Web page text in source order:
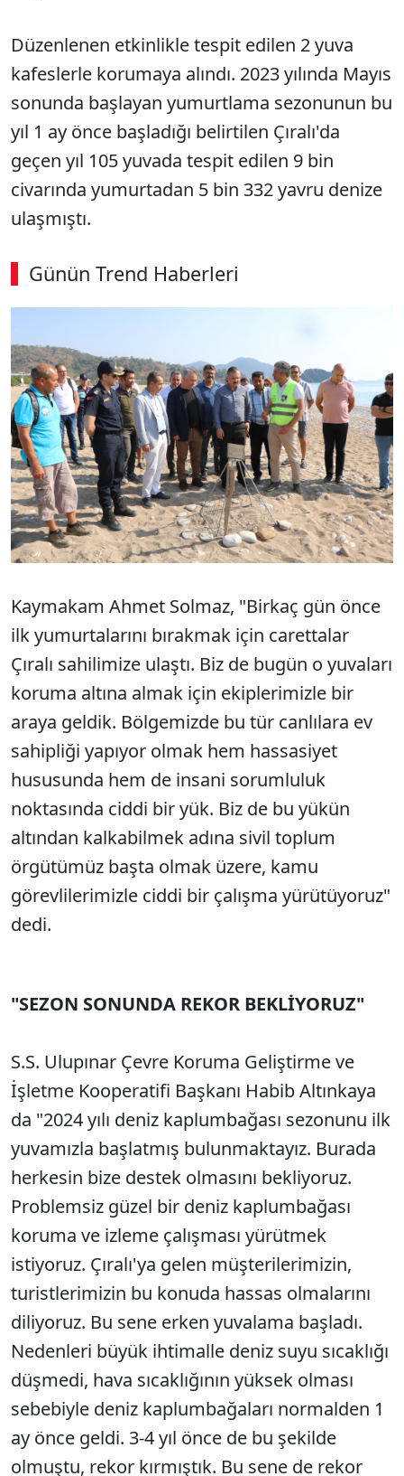
Düzenlenen etkinlikle tespit edilen 2 yuva
kafeslerle korumaya alındı. 2023 yılında Mayıs
sonunda başlayan yumurtlama sezonunun bu
yıl 1 ay önce başladığı belirtilen Çıralı'da
geçen yıl 105 yuvada tespit edilen 9 bin
civarında yumurtadan 5 bin 332 yavru denize
ulaşmıştı.
Günün Trend Haberleri
Kaymakam Ahmet Solmaz, "Birkaç gün önce
ilk yumurtalarını bırakmak için carettalar
Çıralı sahilimize ulaştı. Biz de bugün o yuvaları
koruma altına almak için ekiplerimizle bir
araya geldik. Bölgemizde bu tür canlılara ev
sahipliği yapıyor olmak hem hassasiyet
hususunda hem de insani sorumluluk
noktasında ciddi bir yük. Biz de bu yükün
altından kalkabilmek adına sivil toplum
örgütümüz başta olmak üzere, kamu
görevlilerimizle ciddi bir çalışma yürütüyoruz"
dedi.
"SEZON SONUNDA REKOR BEKLİYORUZ"
S.S. Ulupınar Çevre Koruma Geliştirme ve
İşletme Kooperatifi Başkanı Habib Altınkaya
da "2024 yılı deniz kaplumbağası sezonunu ilk
yuvamızla başlatmış bulunmaktayız. Burada
herkesin bize destek olmasını bekliyoruz.
Problemsiz güzel bir deniz kaplumbağası
koruma ve izleme çalışması yürütmek
istiyoruz. Çıralı'ya gelen müşterilerimizin,
turistlerimizin bu konuda hassas olmalarını
diliyoruz. Bu sene erken yuvalama başladı.
Nedenleri büyük ihtimalle deniz suyu sıcaklığı
düşmedi, hava sıcaklığının yüksek olması
sebebiyle deniz kaplumbağaları normalden 1
ay önce geldi. 3-4 yıl önce de bu şekilde
olmuştu, rekor kırmıştık. Bu sene de rekor